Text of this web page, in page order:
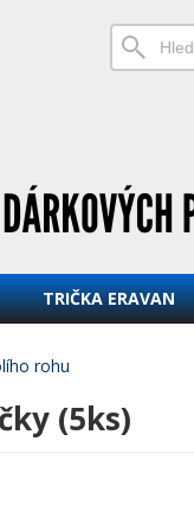
TRIČKA ERAVAN
rohu
(5ks)